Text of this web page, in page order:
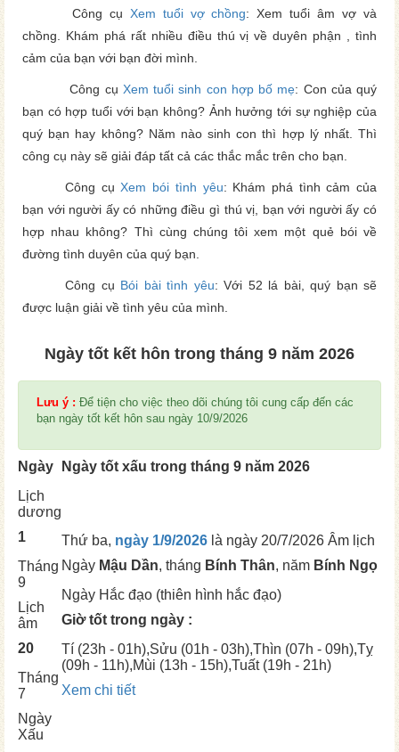
Công cụ Xem tuổi vợ chồng: Xem tuổi âm vợ và
chồng. Khám phá rất nhiều điều thú vị về duyên phận , tình
cảm của bạn với bạn đời mình.
Công cụ Xem tuổi sinh con hợp bố mẹ: Con của quý
bạn có hợp tuổi với bạn không? Ảnh hưởng tới sự nghiệp của
quý bạn hay không? Năm nào sinh con thì hợp lý nhất. Thì
công cụ này sẽ giải đáp tất cả các thắc mắc trên cho bạn.
Công cụXem bói tình yêu: Khám phá tình cảm của
bạn với người ấy có những điều gì thú vị, bạn với người ấy có
hợp nhau không? Thì cùng chúng tôi xem một quẻ bói về
đường tình duyên của quý bạn.
Công cụ Bói bài tình yêu: Với 52 lá bài, quý bạn sẽ
được luận giải về tình yêu của mình.
Ngày tốt kết hôn trong tháng 9 năm 2026
Lưu ý : Để tiện cho việc theo dõi chúng tôi cung cấp đến các
bạn ngày tốt kết hôn sau ngày 10/9/2026
Ngày
Ngày tốt xấu trong tháng 9 năm 2026
Lịch
dương
1
Tháng
9
Lịch
âm
20
Tháng
7
Ngày
Xấu
Thứ ba, ngày 1/9/2026 là ngày 20/7/2026 Âm lịch
Ngày Mậu Dần, tháng Bính Thân, năm Bính Ngọ
Ngày Hắc đạo (thiên hình hắc đạo)
Giờ tốt trong ngày :
Tí (23h - 01h),Sửu (01h - 03h),Thìn (07h - 09h),Tỵ
(09h - 11h),Mùi (13h - 15h),Tuất(19h - 21h)
Xem chi tiết